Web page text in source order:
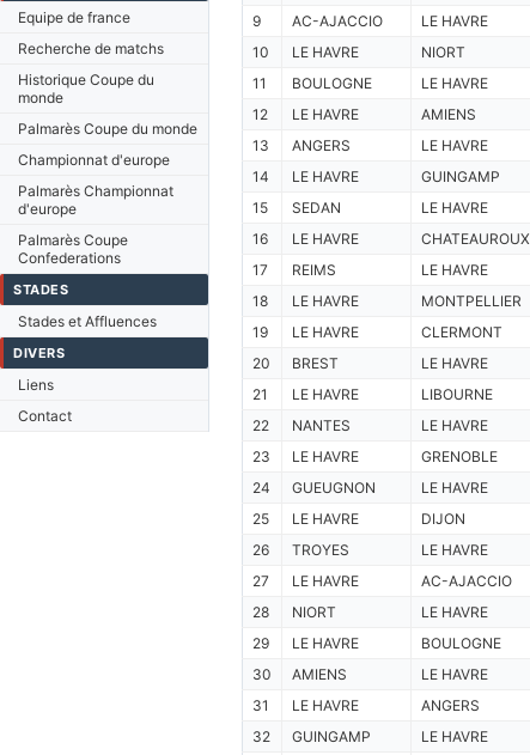
Equipe de france
Recherche de matchs
Historique Coupe du
monde
Palmarès Coupe du monde
Championnat d'europe
Palmarès Championnat
d'europe
Palmarès Coupe
Confederations
STADES
Stades et Affluences
DIVERS
Liens
Contact
9
AC-AJACCIO LE HAVRE
10
LE HAVRE NIORT
11
BOULOGNE LE HAVRE
12
LE HAVRE AMIENS
13
ANGERS LE HAVRE
14
LE HAVRE GUINGAMP
15
SEDAN LE HAVRE
16
LE HAVRE CHATEAUROUX
17
REIMS LE HAVRE
18
LE HAVRE MONTPELLIER
19
LE HAVRE CLERMONT
20
BREST LE HAVRE
21
LE HAVRE LIBOURNE
22
NANTES LE HAVRE
23
LE HAVRE GRENOBLE
24
GUEUGNON LE HAVRE
25
LE HAVRE DIJON
26
TROYES LE HAVRE
27
LE HAVRE AC-AJACCIO
28
NIORT LE HAVRE
29
LE HAVRE BOULOGNE
30
AMIENS LE HAVRE
31
LE HAVRE ANGERS
32
GUINGAMP LE HAVRE